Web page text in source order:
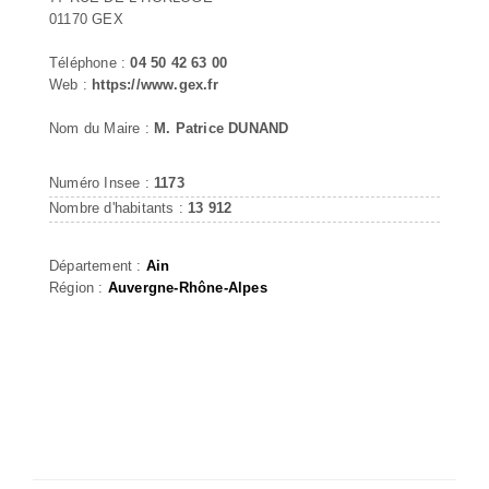
01170 GEX
Téléphone :04 50 42 63 00
Web : https://www.gex.fr
Nom du Maire : M. Patrice DUNAND
Numéro Insee : 1173
Nombre d'habitants : 13 912
Département : Ain
Région : Auvergne-Rhône-Alpes